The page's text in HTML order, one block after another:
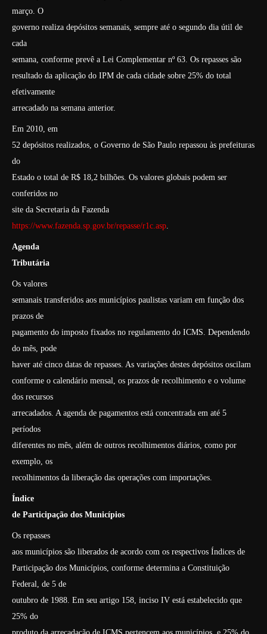
março. O
governo realiza depósitos semanais, sempre até o segundo dia útil de
cada
semana, conforme prevê a Lei Complementar nº 63. Os repasses são
resultado da aplicação do IPM de cada cidade sobre 25% do total
efetivamente
arrecadado na semana anterior.
Em 2010, em
52 depósitos realizados, o Governo de São Paulo repassou às prefeituras
do
Estado o total de R$ 18,2 bilhões. Os valores globais podem ser
conferidos no
site da Secretaria da Fazenda
https://www.fazenda.sp.gov.br/repasse/r1c.asp.
Agenda
Tributária
Os valores
semanais transferidos aos municípios paulistas variam em função dos
prazos de
pagamento do imposto fixados no regulamento do ICMS. Dependendo
do mês, pode
haver até cinco datas de repasses. As variações destes depósitos oscilam
conforme o calendário mensal, os prazos de recolhimento e o volume
dos recursos
arrecadados. A agenda de pagamentos está concentrada em até 5
períodos
diferentes no mês, além de outros recolhimentos diários, como por
exemplo, os
recolhimentos da liberação das operações com importações.
Índice
de Participação dos Municípios
Os repasses
aos municípios são liberados de acordo com os respectivos Índices de
Participação dos Municípios, conforme determina a Constituição
Federal, de 5 de
outubro de 1988. Em seu artigo 158, inciso IV está estabelecido que
25% do